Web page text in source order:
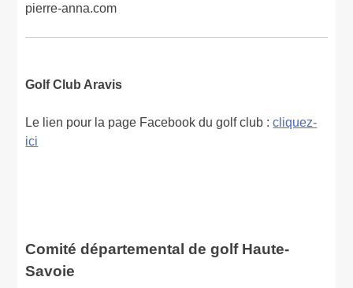
pierre-anna.com
Golf Club Aravis
Le lien pour la page Facebook du golf club :cliquez-
ici
Comité départemental de golf Haute-
Savoie